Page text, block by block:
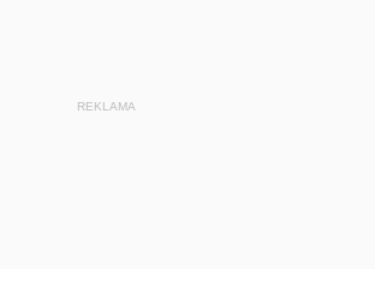
REKLAMA